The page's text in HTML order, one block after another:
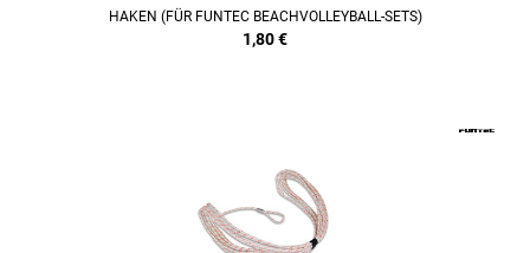
HAKEN (FÜR FUNTEC BEACHVOLLEYBALL-SETS)
1,80€